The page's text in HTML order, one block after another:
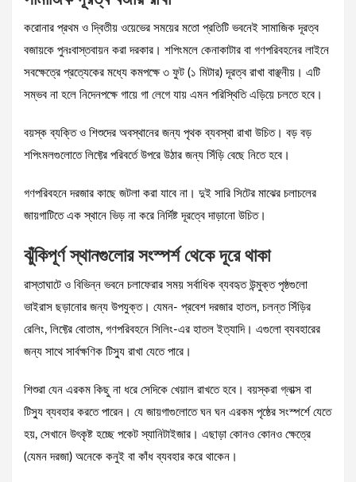
করোনার প্রথম ও দ্বিতীয় ওয়েভের সময়ের মতো প্রতিটি ভবনেই সামাজিক দূরত্ব
বজায়কে পুনঃবাস্তবায়ন করা দরকার। শপিংমলে কেনাকাটার বা গণপরিবহনের লাইনে
সবক্ষেত্রে প্রত্যেকের মধ্যে কমপক্ষে ৩ ফুট (১ মিটার) দূরত্ব রাখা বাঞ্ছনীয়। এটি
সম্ভব না হলে নিদেনপক্ষে গায়ে গা লেগে যায় এমন পরিস্থিতি এড়িয়ে চলতে হবে।
বয়স্ক ব্যক্তি ও শিশুদের অবস্থানের জন্য পৃথক ব্যবস্থা রাখা উচিত। বড় বড়
শপিংমলগুলোতে লিফ্টের পরিবর্তে উপরে উঠার জন্য সিঁড়ি বেছে নিতে হবে।
গণপরিবহনে দরজার কাছে জটলা করা যাবে না। দুই সারি সিটের মাঝের চলাচলের
জায়গাটিতে এক স্থানে ভিড় না করে নির্দিষ্ট দূরত্বে দাড়ানো উচিত।
ঝুঁকিপূর্ণ স্থানগুলোর সংস্পর্শ থেকে দূরে থাকা
রাস্তাঘাটে ও বিভিন্ন ভবনে চলাফেরার সময় সর্বাধিক ব্যবহৃত উন্মুক্ত পৃষ্ঠগুলো
ভাইরাস ছড়ানোর জন্য উপযুক্ত। যেমন- প্রবেশ দরজার হাতল, চলন্ত সিঁড়ির
রেলিং, লিফ্টের বোতাম, গণপরিবহনে সিলিং-এর হাতল ইত্যাদি। এগুলো ব্যবহারের
জন্য সাথে সার্বক্ষণিক টিস্যু রাখা যেতে পারে।
শিশুরা যেন এরকম কিছু না ধরে সেদিকে খেয়াল রাখতে হবে। বয়স্করা গ্লাভ্স বা
টিস্যু ব্যবহার করতে পারেন। যে জায়গাগুলোতে ঘন ঘন এরকম পৃষ্ঠের সংস্পর্শে যেতে
হয়, সেখানে উৎকৃষ্ট হচ্ছে পকেট স্যানিটাইজার। এছাড়া কোনও কোনও ক্ষেত্রে
(যেমন দরজা) অনেকে কনুই বা কাঁধ ব্যবহার করে থাকেন।